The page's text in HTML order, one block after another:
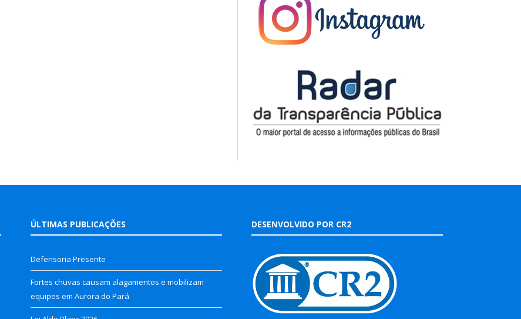
ÚLTIMAS PUBLICAÇÕES
Defensoria Presente
Fortes chuvas causam alagamentos e mobilizam
equipes em Aurora do Pará
DESENVOLVIDO POR CR2